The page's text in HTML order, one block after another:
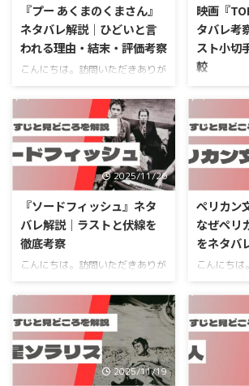
『プー あくまのくまさん』
ネタバレ解説｜ひどいと言
われる理由・結末・評価考察
こんにちは。訪問いただきありが
とうございます。物語の知恵袋、
運営者のふくろうです。 『プー
あくまのくまさん』について検索
していると、「ひどい」「駄作」
「グロすぎ」みたいな言葉がたく
さん目に入ってきて、正直ちょっ
と身構えますよね。あらすじを知
りたい気持ちと、グロいのは苦手
かもしれない不安、その両方を抱
えてここに辿り着いた方が多いか
なと思います。 この記事では、
プーあくまのくまさんのネタバレ
あらすじやラスト結末、主要キャ
ラの関係性、ひどい駄作と言われ
る理由、ミソジニー（女性嫌悪）
っぽい部分の解説、そして続編 ...
映画『
タバレ考
スト小切
較
こんにちは
とうござ
運営者のふ
事では、映
タバレでも
たに向けて
でなく、
パリタクシ
や評価、感
ていきます
ストや結末
人もいれば
設という重
ているのか
ね。原作パ
知りたい、
読みたい、
2025/11/26
『ソードフィッシュ』ネタ
バレ解説｜ラストと伏線を
徹底考察
こんにちは。訪問いただきありが
とうございます。物語の知恵袋、
運営者の「ふくろう」です。 こ
の記事は、ソードフィッシュをネ
タバレできちんと整理したい人
や、「ストーリーは覚えているけ
ど細かいところがあやふや…」と
いうあなたに向けて書いていま
ペリカン
なぜペリ
をネタバ
こんにちは
とうござい
運営者のふ
事では映画
らすじの全
りやすく整
た、ペリカ
報やキャ
2025/11/19